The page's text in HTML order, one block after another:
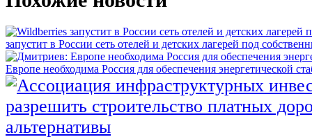
запустит в России сеть отелей и детских лагерей под
Европе необходима Россия для обеспечения энергетической